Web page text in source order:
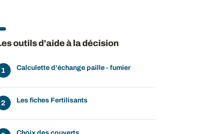
outils d’aide à la décision
Calculette d'échange paille - fumier
Les fiches Fertilisants